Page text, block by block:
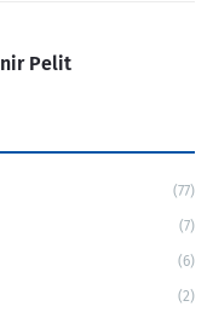
Pelit
(77)
(7)
(6)
(2)